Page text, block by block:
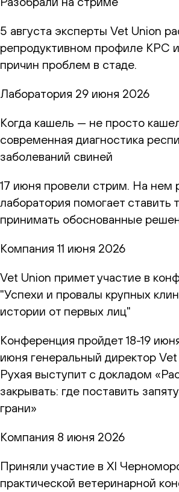
5 августа эксперты Vet Union
репродуктивном профиле КРС
причин проблем в стаде.
Лаборатория 29 июня 2026
Когда кашель — не просто
современная диагностика
заболеваний свиней
17 июня провели стрим. На нем
лаборатория помогает ставить
принимать обоснованные
Компания 11 июня 2026
Vet Union примет участие в
"Успехи и провалы крупных
истории от первых лиц"
Конференция пройдет 18-19
июня генеральный директор
Рухая выступит с докладом
закрывать: где поставить
грани»
Компания 8 июня 2026
Приняли участие в XI
практической ветеринарной